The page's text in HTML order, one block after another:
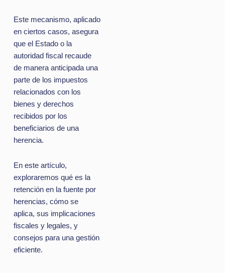
Este mecanismo, aplicado
en ciertos casos, asegura
que el Estado o la
autoridad fiscal recaude
de manera anticipada una
parte de los impuestos
relacionados con los
bienes y derechos
recibidos por los
beneficiarios de una
herencia.
En este artículo,
exploraremos qué es la
retención en la fuente por
herencias, cómo se
aplica, sus implicaciones
fiscales y legales, y
consejos para una gestión
eficiente.